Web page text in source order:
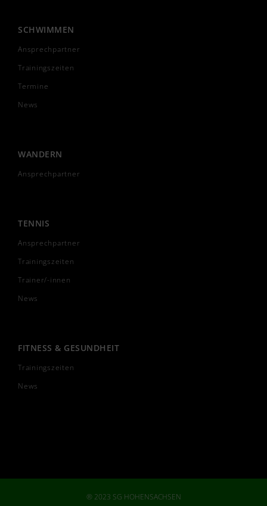
SCHWIMMEN
Ansprechpartner
Trainingszeiten
Termine
News
WANDERN
Ansprechpartner
TENNIS
Ansprechpartner
Trainingszeiten
Trainer/-innen
News
FITNESS & GESUNDHEIT
Trainingszeiten
News
® 2023 SG HOHENSACHSEN